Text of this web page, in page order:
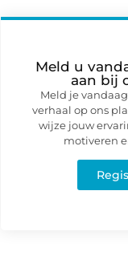
Meld u
aan bij
Meld je
verhaal op ons
wijze jouw
motiveren